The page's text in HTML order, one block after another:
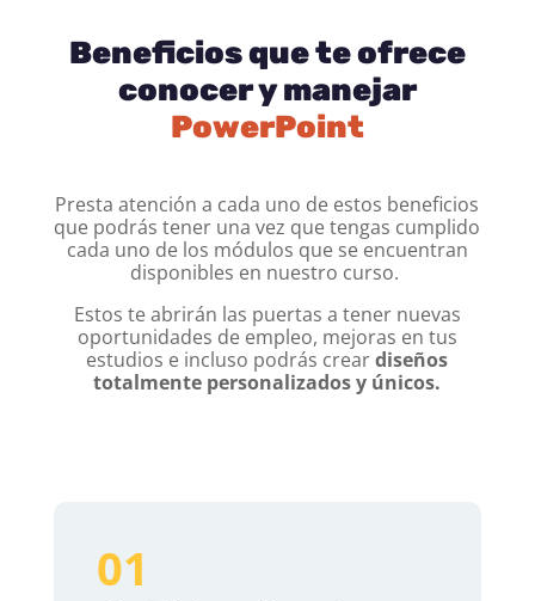
Beneficios que te ofrece
conocer y manejar
PowerPoint
Presta atención a cada uno de estos beneficios
que podrás tener una vez que tengas cumplido
cada uno de los módulos que se encuentran
disponibles en nuestro curso.
Estos te abrirán las puertas a tener nuevas
oportunidades de empleo, mejoras en tus
estudios e incluso podrás creardiseños
totalmente personalizados y únicos.
01